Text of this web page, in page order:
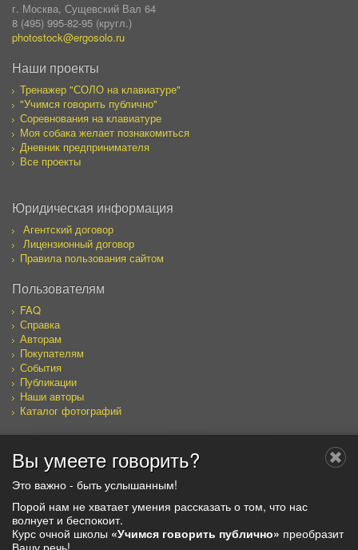
г. Москва, Сущевский Вал 64
8 (495) 995-82-95 (кругл.)
photostock@ergosolo.ru
Наши проекты
Тренажер "СОЛО на клавиатуре"
"Учимся говорить публично"
Соревнования на клавиатуре
Моя собака желает познакомиться
Дневник предпринимателя
Все проекты
Юридическая информация
Агентский договор
Лицензионный договор
Правила пользования сайтом
Пользователям
FAQ
Справка
Авторам
Покупателям
События
Публикации
Наши авторы
Каталог фотографий
Мы в социальных сетях
© 2019, ООО "ЭргоСОЛО"
Вы умеете говорить?
Это важно - быть услышанным!
Порой нам не хватает умения рассказать о том, что нас
волнует и беспокоит.
Курс очной школы «Учимся говорить публично» преобразит
Вашу речь!